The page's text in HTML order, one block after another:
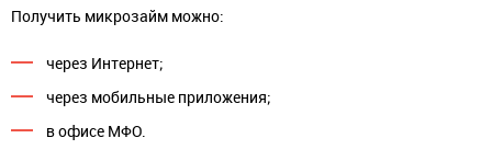
Получить микрозайм можно:
через Интернет;
через мобильные приложения;
в офисе МФО.